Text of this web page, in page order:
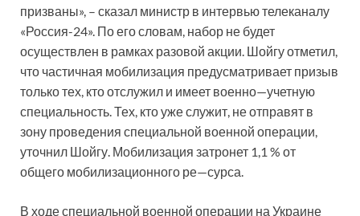
призваны», – сказал министр в интервью телеканалу
«Россия-24». По его словам, набор не будет
осуществлен в рамках разовой акции. Шойгу отметил,
что частичная мобилизация предусматривает призыв
только тех, кто отслужил и имеет военно—учетную
специальность. Тех, кто уже служит, не отправят в
зону проведения специальной военной операции,
уточнил Шойгу. Мобилизация затронет 1,1 % от
общего мобилизационного ре—сурса.
В ходе специальной военной операции на Украине